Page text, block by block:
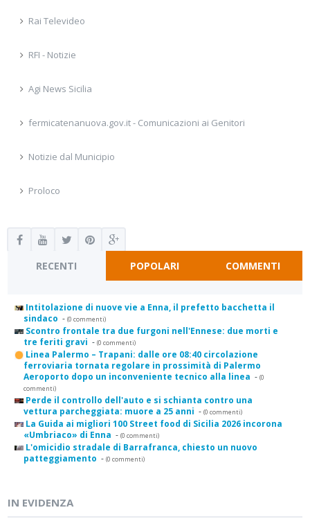
Rai Televideo
RFI - Notizie
Agi News Sicilia
fermicatenanuova.gov.it - Comunicazioni ai Genitori
Notizie dal Municipio
Proloco
RECENTI POPOLARI COMMENTI
Intitolazione di nuove vie a Enna, il prefetto bacchetta il
sindaco - (0 commenti)
Scontro frontale tra due furgoni nell'Ennese: due morti e
tre feriti gravi - (0 commenti)
Linea Palermo – Trapani: dalle ore 08:40 circolazione
ferroviaria tornata regolare in prossimità di Palermo
Aeroporto dopo un inconveniente tecnico alla linea - (0
commenti)
Perde il controllo dell'auto e si schianta contro una
vettura parcheggiata: muore a 25 anni - (0 commenti)
La Guida ai migliori 100 Street food di Sicilia 2026 incorona
«Umbriaco» di Enna - (0 commenti)
L'omicidio stradale di Barrafranca, chiesto un nuovo
patteggiamento - (0 commenti)
IN EVIDENZA